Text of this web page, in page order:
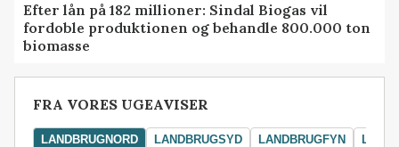
Efter lån på 182 millioner: Sindal Biogas vil
fordoble produktionen og behandle 800.000 ton
biomasse
FRA VORES UGEAVISER
LANDBRUGNORD LANDBRUGSYD LANDBRUGFYN